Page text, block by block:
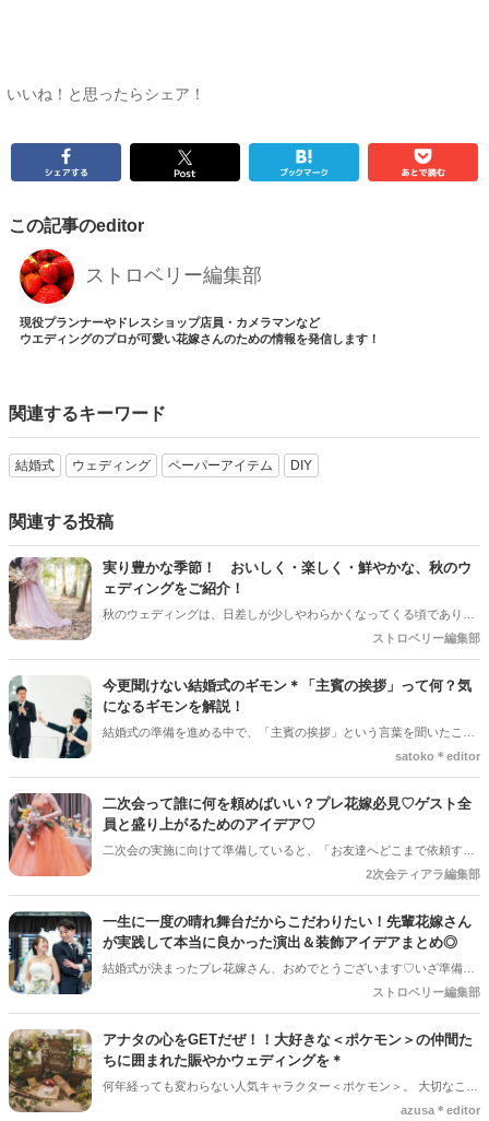
いいね！と思ったらシェア！
この記事のeditor
ストロベリー編集部
現役プランナーやドレスショップ店員・カメラマンなど
ウエディングのプロが可愛い花嫁さんのための情報を発信します！
関連するキーワード
結婚式 ウェディング ペーパーアイテム DIY
関連する投稿
実り豊かな季節！ おいしく・楽しく・鮮やかな、秋のウ
ェディングをご紹介！
秋のウェディングは、日差しが少しやわらかくなってくる頃であり、
色々なことへの行動的がみなぎってくる季節。同時に、おいしいもの
クして準備を進めましょう♪
ストロベリー編集部
今更聞けない結婚式のギモン＊「主賓の挨拶」って何？気
になるギモンを解説！
結婚式の準備を進める中で、「主賓の挨拶」という言葉を聞いたこと
がある人は多いのではないでしょうか＊ですが、具体的に何をするの
ん。特に初めて結婚式を挙げる新郎新婦さんにとっては、「どんな基
準で選べばいいの？」「頼まれた側はどんなことを話すの？」とギモ
「主賓の挨拶」についての基本的な知識やお願いする相手の選び方、
satoko＊editor
二次会って誰に何を頼めばいい？プレ花嫁必見♡ゲスト全
員と盛り上がるためのアイデア♡
二次会の実施に向けて準備していると、「お友達へどこまで依頼する
のか」と悩まれている花嫁さんを多く見かけます◎ 「二次会の幹事を
している…！」など考えていると、誰に何を依頼すればいいのだろ
う・・・！ と結婚式準備にあわせてまたまた悩みが増えてしまうもの
2次会ティアラ編集部
一生に一度の晴れ舞台だからこだわりたい！先輩花嫁さん
が実践して本当に良かった演出＆装飾アイデアまとめ◎
結婚式が決まったプレ花嫁さん、おめでとうございます♡いざ準備を
始めると、「何から手をつければいいの？」「他の人はどんなことを
りますよね。SNSで素敵な写真を見れば見るほど、「あれもこれもや
りたい！」と夢が膨らむ一方、「予算や準備時間を考えると、どこに
素敵な結婚式を見届けてきた編集部が、卒花嫁さんに聞いた「やって
よかった！」と心から思える演出と装飾のアイデアを厳選してご紹介
ストロベリー編集部
アナタの心をGETだぜ！！大好きな＜ポケモン＞の仲間た
ちに囲まれた賑やかウェディングを＊
何年経っても変わらない人気キャラクター＜ポケモン＞。 大切なこの
日は、大好きなこの子たちに囲まれて、幸せな1日をもっともっと幸
azusa＊editor